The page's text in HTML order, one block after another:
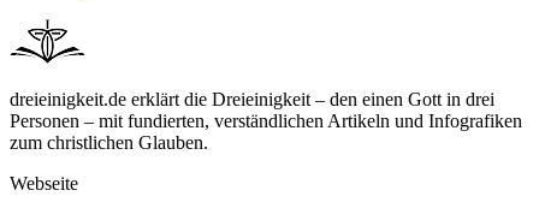
dreieinigkeit.de erklärt die Dreieinigkeit – den einen Gott in drei
Personen – mit fundierten, verständlichen Artikeln und Infografiken
zum christlichen Glauben.
Webseite